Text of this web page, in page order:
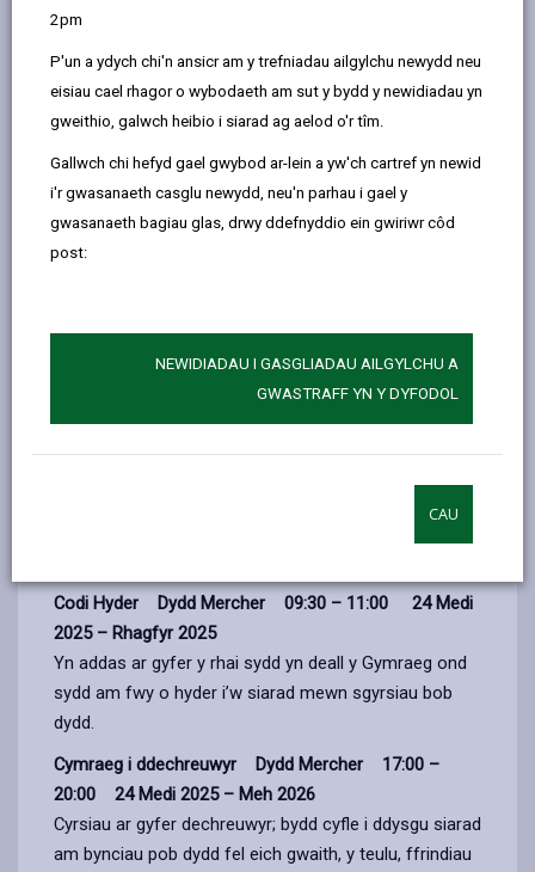
2pm
P'un a ydych chi'n ansicr am y trefniadau ailgylchu newydd neu
eisiau cael rhagor o wybodaeth am sut y bydd y newidiadau yn
gweithio, galwch heibio i siarad ag aelod o'r tîm.
Gallwch chi hefyd gael gwybod ar-lein a yw'ch cartref yn newid
i'r gwasanaeth casglu newydd, neu'n parhau i gael y
gwasanaeth bagiau glas, drwy ddefnyddio ein gwiriwr côd
post:
NEWIDIADAU I GASGLIADAU AILGYLCHU A
GWASTRAFF YN Y DYFODOL
CAU
Mae’r holl gyrsiau yn cael eu harwain gan diwtor mewn
Ansicr o’ch lefel, ewch i wefan Dysgu Cymraeg.
Canolradd Dydd Llun 09:00 – 12:00 22 Medi 2025
– Mehefin 2026
Yn addas ar gyfer pobl sydd wedi cwblhau Mynediad a
Sylfaen, neu wedi cwblhau TGAU lefel A Cymraeg (ail
gwrando ar y lefel yma.
Codi Hyder Dydd Mercher 09:30 – 11:00 24 Medi
2025 – Rhagfyr 2025
Yn addas ar gyfer y rhai sydd yn deall y Gymraeg ond
sydd am fwy o hyder i’w siarad mewn sgyrsiau bob
dydd.
Cymraeg i ddechreuwyr Dydd Mercher 17:00 –
20:00 24 Medi 2025 – Meh 2026
Cyrsiau ar gyfer dechreuwyr; bydd cyfle i ddysgu siarad
am bynciau pob dydd fel eich gwaith, y teulu, ffrindiau